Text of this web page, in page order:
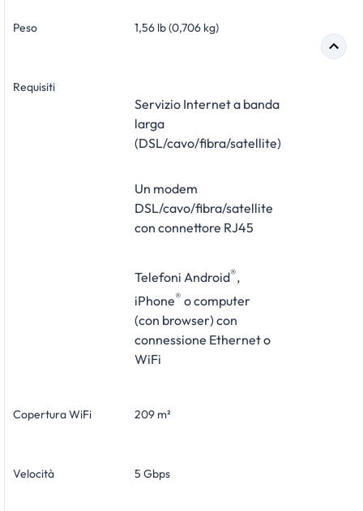
Peso 1,56 lb (0,706 kg)
Requisiti
Servizio Internet a banda
larga
(DSL/cavo/fibra/satellite)
Un modem
DSL/cavo/fibra/satellite
con connettore RJ45
Telefoni Android®,
iPhone® o computer
(con browser) con
connessione Ethernet o
WiFi
Copertura WiFi 209 m²
Velocità 5 Gbps